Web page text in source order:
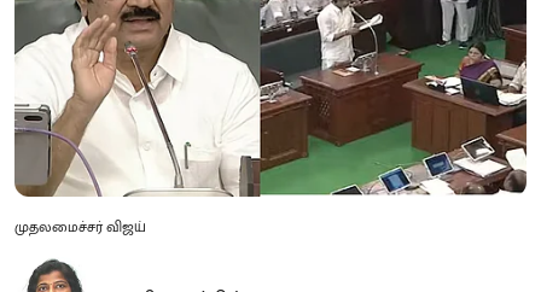
முதலமைச்சர் விஜய்